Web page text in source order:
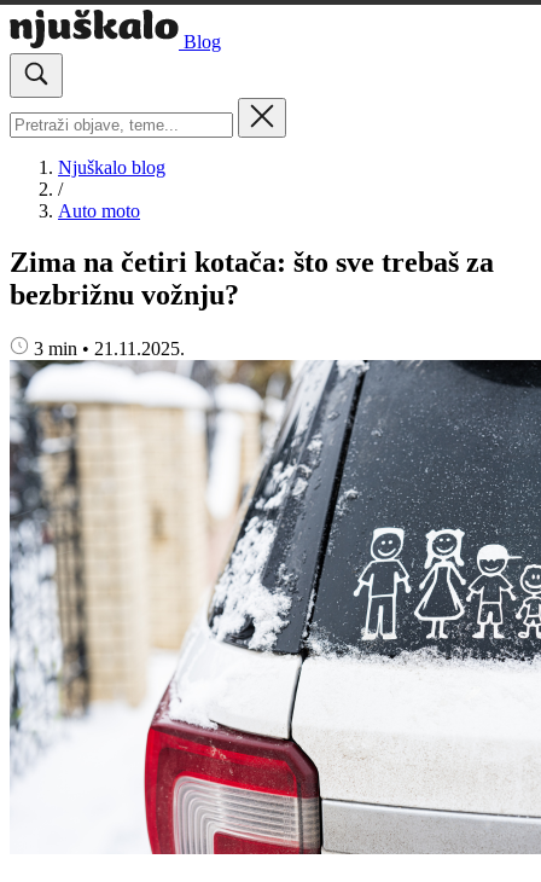
Blog
Njuškalo blog
/
Auto moto
Zima na četiri kotača: što sve trebaš za
bezbrižnu vožnju?
3 min • 21.11.2025.